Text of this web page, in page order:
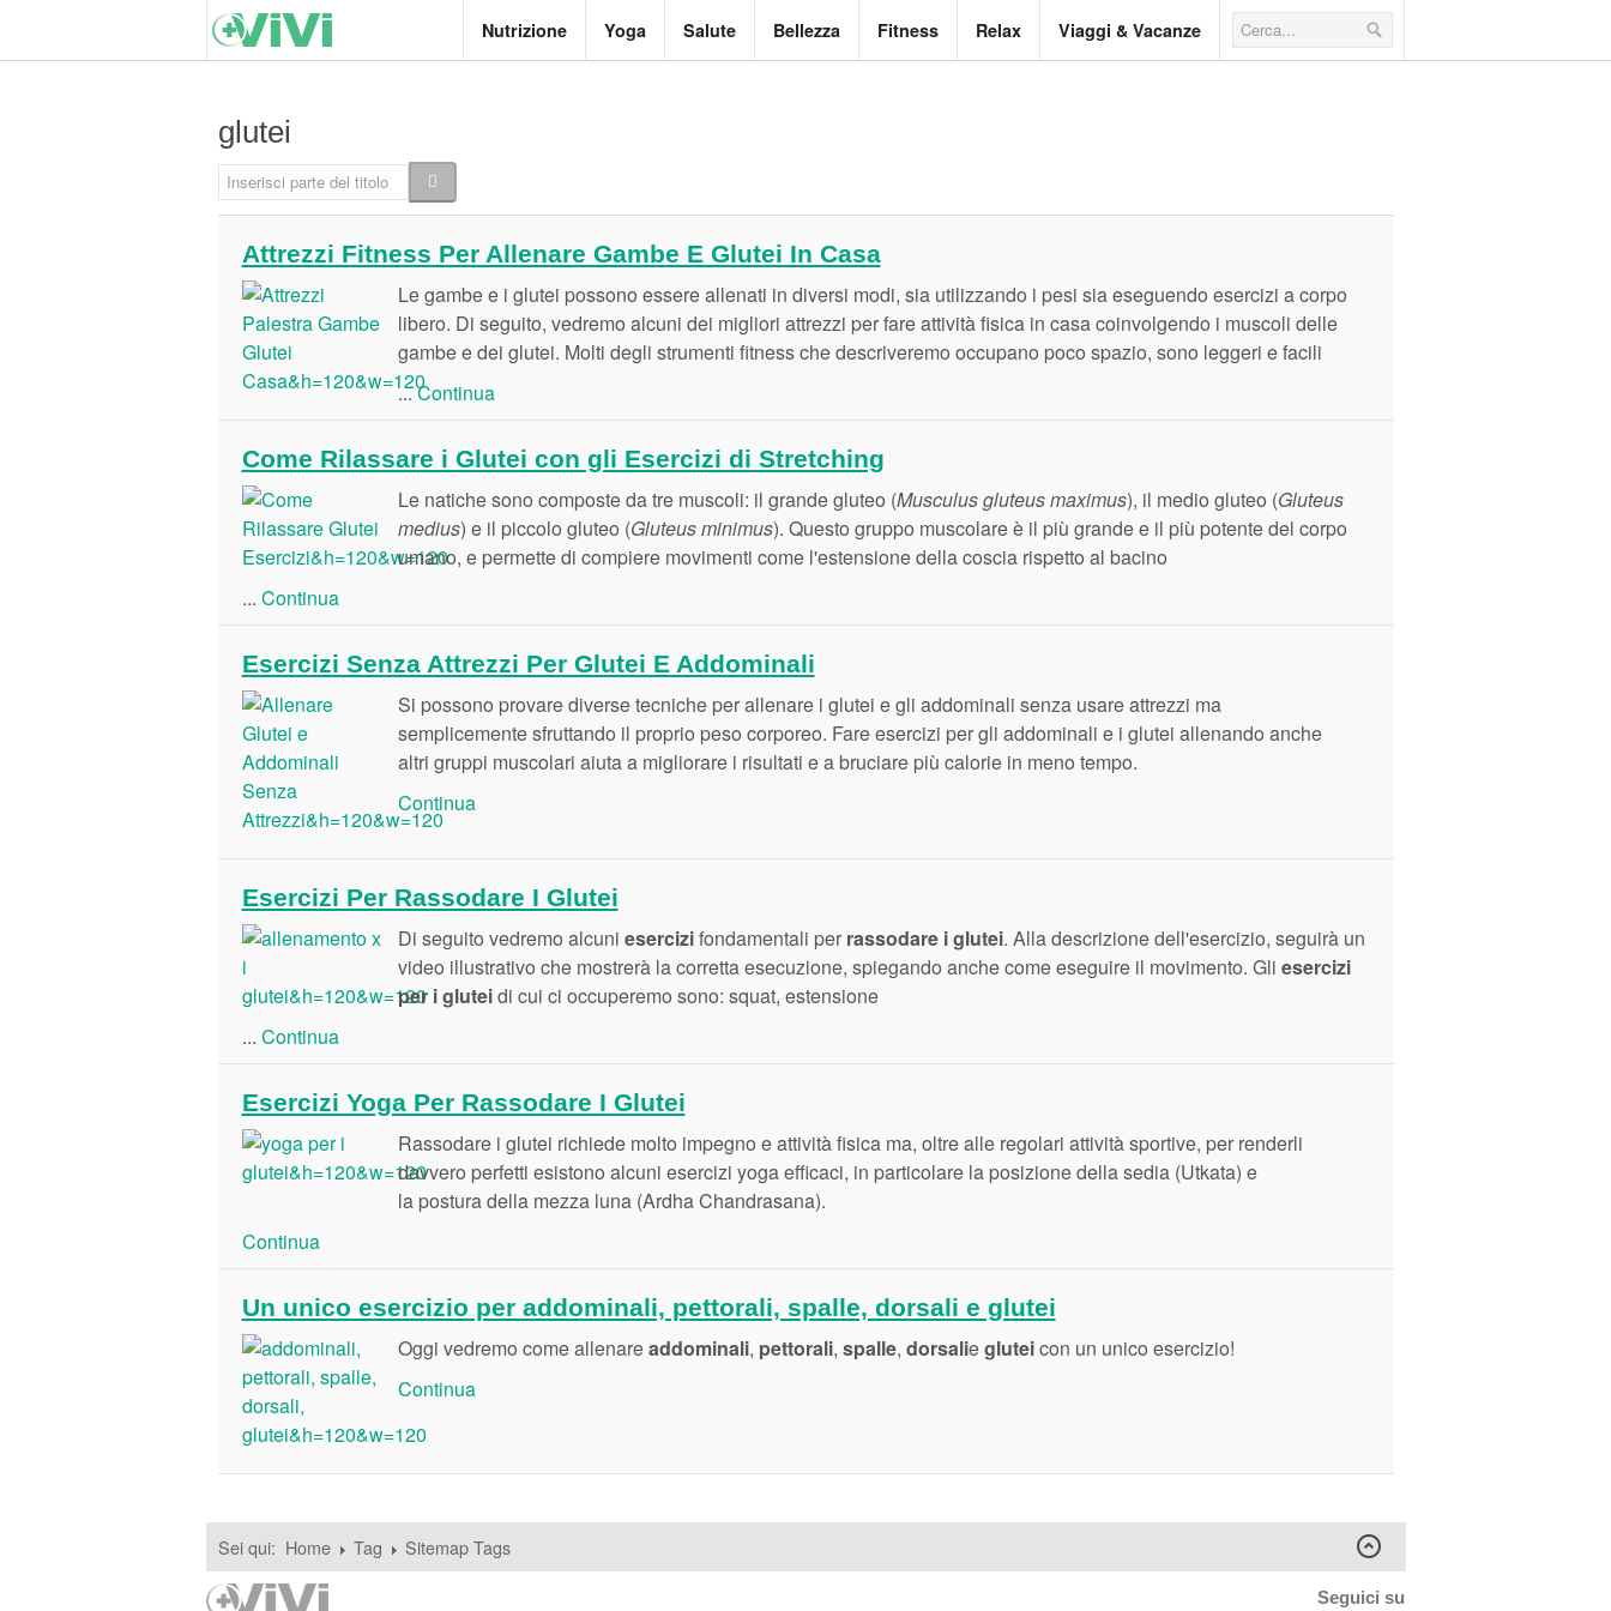
Nutrizione Yoga Salute Bellezza Fitness Relax Viaggi & Vacanze
glutei
Inserisci parte del titolo
Attrezzi Fitness Per Allenare Gambe E Glutei In Casa
Le gambe e i glutei possono essere allenati in diversi modi, sia utilizzando i pesi sia eseguendo esercizi a corpo
libero. Di seguito, vedremo alcuni dei migliori attrezzi per fare attività fisica in casa coinvolgendo i muscoli delle
gambe e dei glutei. Molti degli strumenti fitness che descriveremo occupano poco spazio, sono leggeri e facili
...Continua
Come Rilassare i Glutei con gli Esercizi di Stretching
Le natiche sono composte da tre muscoli: il grande gluteo (Musculus gluteus maximus), il medio gluteo (Gluteus
medius) e il piccolo gluteo (Gluteus minimus). Questo gruppo muscolare è il più grande e il più potente del corpo
umano, e permette di compiere movimenti come l'estensione della coscia rispetto al bacino
... Continua
Esercizi Senza Attrezzi Per Glutei E Addominali
Si possono provare diverse tecniche per allenare i glutei e gli addominali senza usare attrezzi ma
semplicemente sfruttando il proprio peso corporeo. Fare esercizi per gli addominali e i glutei allenando anche
altri gruppi muscolari aiuta a migliorare i risultati e a bruciare più calorie in meno tempo.
Continua
Esercizi Per Rassodare I Glutei
Di seguito vedremo alcuni esercizifondamentali per rassodare i glutei. Alla descrizione dell'esercizio, seguirà un
video illustrativo che mostrerà la corretta esecuzione, spiegando anche come eseguire il movimento. Gli esercizi
per i gluteidi cui ci occuperemo sono: squat, estensione
... Continua
Esercizi Yoga Per Rassodare I Glutei
Rassodare i glutei richiede molto impegno e attività fisica ma, oltre alle regolari attività sportive, per renderli
davvero perfetti esistono alcuni esercizi yoga efficaci, in particolare la posizione della sedia (Utkata) e
la postura della mezza luna (Ardha Chandrasana).
Continua
Un unico esercizio per addominali, pettorali, spalle, dorsali e glutei
Oggi vedremo come allenareaddominali, pettorali, spalle, dorsaliegluteicon un unico esercizio!
Continua
Sei qui: Home Tag Sitemap Tags
Seguici su